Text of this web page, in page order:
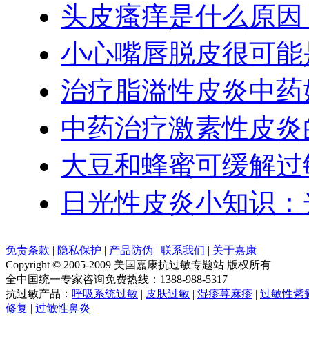
头皮瘙痒是什么原因
小心嘴唇脱皮很可
治疗脂溢性皮炎中
中药治疗激素性皮
大豆和蜂蜜可缓解
日光性皮炎小知识
免责条款 | 隐私保护 | 产品防伪 | 联系我们 | 关于嘉康
Copyright © 2005-2009 美国嘉康抗过敏专题站 版权所有
全中国统一专家咨询免费热线：1388-988-5317
抗过敏产品： 呼吸系统过敏 | 皮肤过敏 | 湿疹荨麻疹 | 过敏性紫
修复 | 过敏性鼻炎